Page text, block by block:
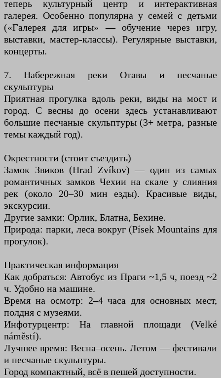
теперь культурный центр и интерактивная
галерея. Особенно популярна у семей с детьми
(«Галерея для игры» — обучение через игру,
выставки, мастер-классы). Регулярные выставки,
концерты.
7. Набережная реки Отавы и песчаные
скульптуры
Приятная прогулка вдоль реки, виды на мост и
город. С весны до осени здесь устанавливают
большие песчаные скульптуры (3+ метра, разные
темы каждый год).
Окрестности (стоит съездить)
Замок Звиков (Hrad Zvíkov) — один из самых
романтичных замков Чехии на скале у слияния
рек (около 20–30 мин езды). Красивые виды,
экскурсии.
Другие замки: Орлик, Блатна, Бехине.
Природа: парки, леса вокруг (Písek Mountains для
прогулок).
Практическая информация
Как добраться: Автобус из Праги ~1,5 ч, поезд ~2
ч. Удобно на машине.
Время на осмотр: 2–4 часа для основных мест,
полдня с музеями.
Инфотурцентр: На главной площади (Velké
náměstí).
Лучшее время: Весна–осень. Летом — фестивали
и песчаные скульптуры.
Город компактный, всё в пешей доступности.